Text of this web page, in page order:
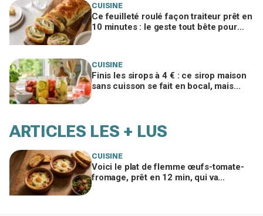
CUISINE
Ce feuilleté roulé façon traiteur prêt en
10 minutes : le geste tout bête pour
CUISINE
Finis les sirops à 4 € : ce sirop maison
sans cuisson se fait en bocal, mais
ARTICLES LES + LUS
CUISINE
Voici le plat de flemme œufs-tomate-
fromage, prêt en 12 min, qui va